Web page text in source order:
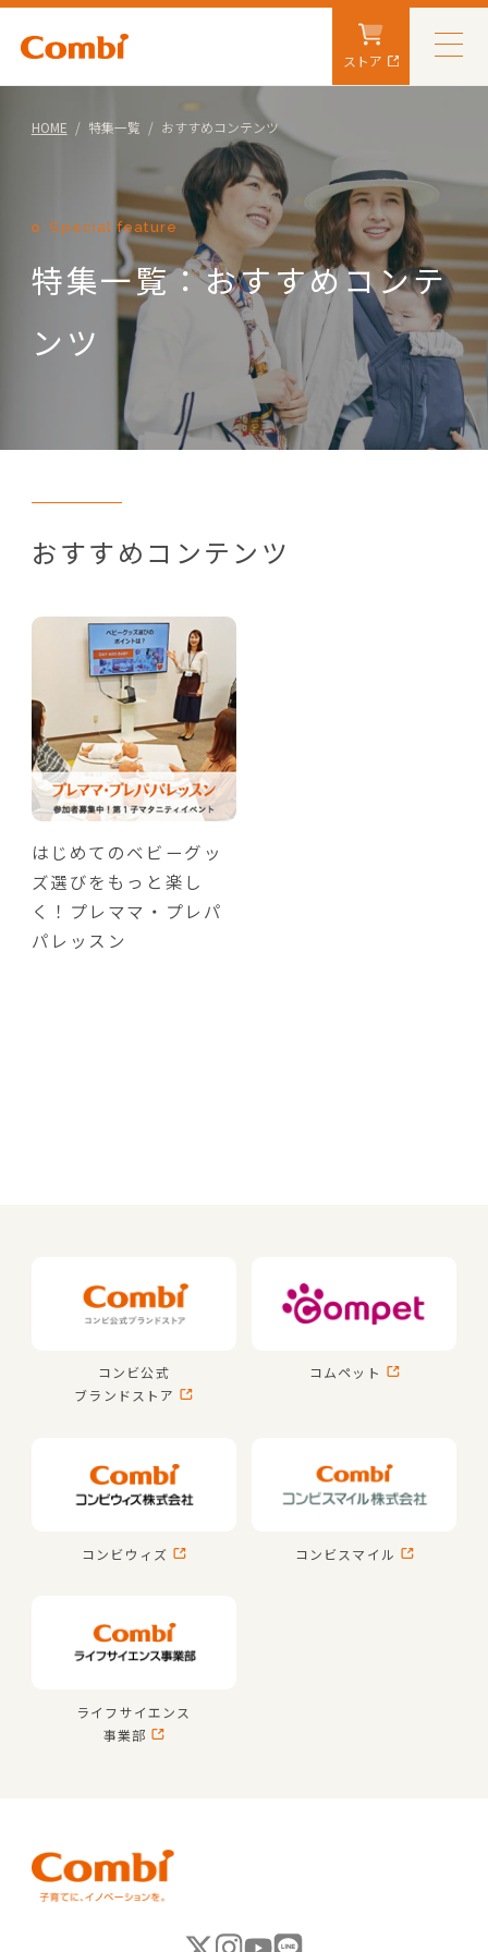
ストア
HOME 特集一覧 おすすめコンテンツ
Special feature
特集一覧：おすすめコンテ
ンツ
おすすめコンテンツ
はじめてのベビーグッ
ズ選びをもっと楽し
く！プレママ・プレパ
パレッスン
コンビ公式
ブランドストア
コムペット
コンビウィズ コンビスマイル
ライフサイエンス
事業部